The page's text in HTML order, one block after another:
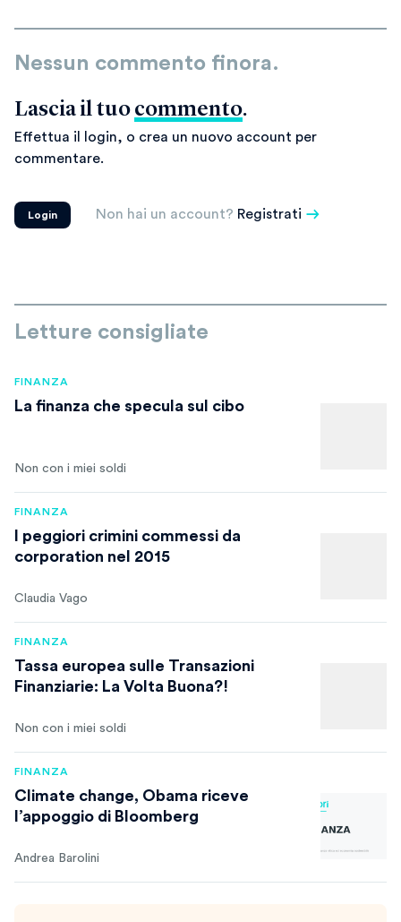
Nessun commento finora.
Lascia il tuo commento.
Effettua il login, o crea un nuovo account per
commentare.
Login Non hai un account? Registrati
Letture consigliate
FINANZA
La finanza che specula sul cibo
Non con i miei soldi
FINANZA
I peggiori crimini commessi da
corporation nel 2015
Claudia Vago
FINANZA
Tassa europea sulle Transazioni
Finanziarie: La Volta Buona?!
Non con i miei soldi
FINANZA
Climate change, Obama riceve
l’appoggio di Bloomberg
Andrea Barolini